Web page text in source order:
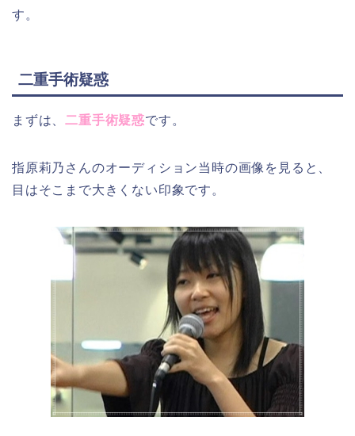
す。
二重手術疑惑
まずは、二重手術疑惑です。
指原莉乃さんのオーディション当時の画像を見ると、
目はそこまで大きくない印象です。